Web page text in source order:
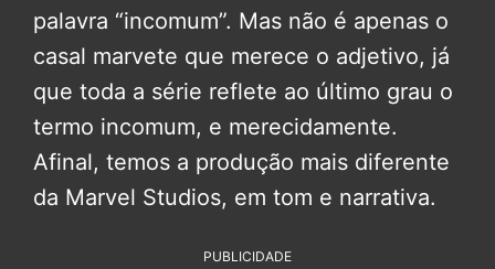
palavra “incomum”. Mas não é apenas o
casal marvete que merece o adjetivo, já
que toda a série reflete ao último grau o
termo incomum, e merecidamente.
Afinal, temos a produção mais diferente
da Marvel Studios, em tom e narrativa.
PUBLICIDADE